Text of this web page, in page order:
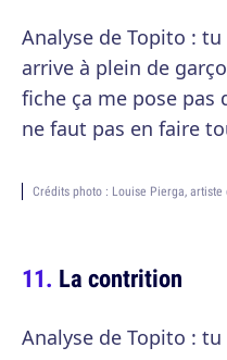
Analyse de Topito :
arrive à plein de
fiche ça me pose pas
ne faut pas en faire
Crédits photo : Louise Pierga,
La contrition
Analyse de Topito :